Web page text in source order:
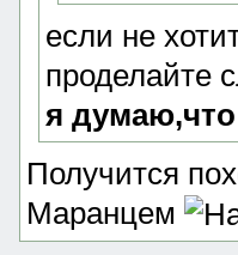
если не
проделайте
я думаю,что
Получится
Маранцем